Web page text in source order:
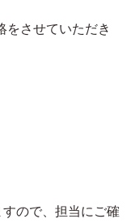
をさせていただき
ので、担当にご確